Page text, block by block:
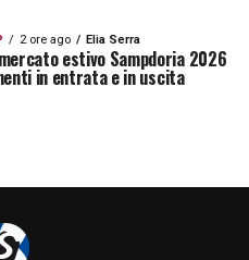
2 ore ago Elia Serra
estivo Sampdoria 2026
in entrata e in uscita